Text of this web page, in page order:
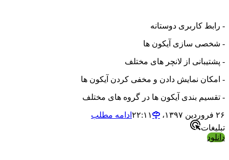
کاربری دوستانه
سازی آیکون ها
از لانچر های مختلف
نمایش دادن و مخفی کردن آیکون ها
بندی آیکون ها در گروه های مختلف
ادامه مطلب